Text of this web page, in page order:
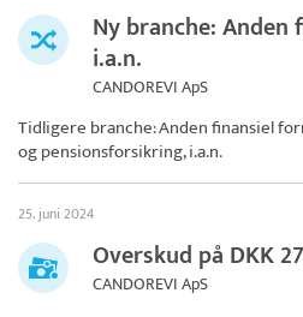
Ny branche:
i.a.n.
CANDOREVI ApS
Tidligere branche: Anden finansiel
og pensionsforsikring, i.a.n.
25. juni 2024
Overskud på DKK
CANDOREVI ApS